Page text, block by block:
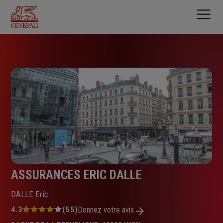
contenu
principal
ASSURANCES ERIC DALLE
DALLE Eric
Note
4.3 (55)Donnez votre avis